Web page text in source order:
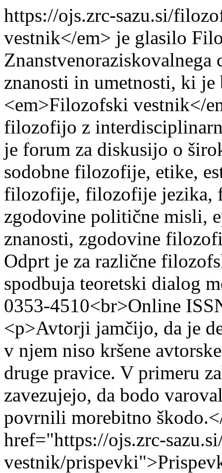
https://ojs.zrc-sazu.si/
vestnik</em> je glasilo
Znanstvenoraziskovalnega
znanosti in umetnosti, ki
<em>Filozofski vestnik</
filozofijo z
je forum za diskusijo o
sodobne filozofije, etike,
filozofije, filozofije jezika,
zgodovine politične misli,
znanosti, zgodovine
Odprt je za različne
spodbuja teoretski dialog
0353-4510<br>Online
<p>Avtorji jamčijo, da je
v njem niso kršene
druge pravice. V primeru
zavezujejo, da bodo
povrnili morebitno
href="https://ojs.zrc-
vestnik/